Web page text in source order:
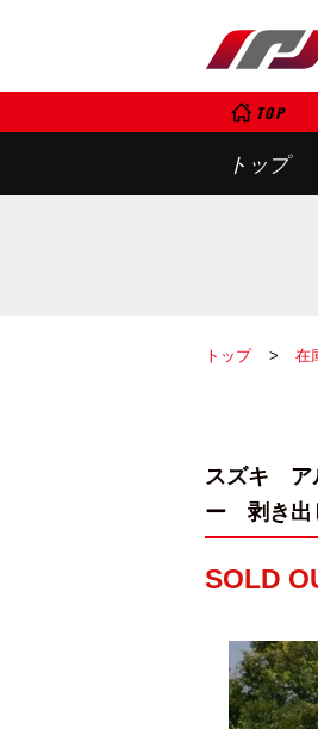
TOP
トップ
トップ 在
スズキ ア
ー 剥き出
SOLD